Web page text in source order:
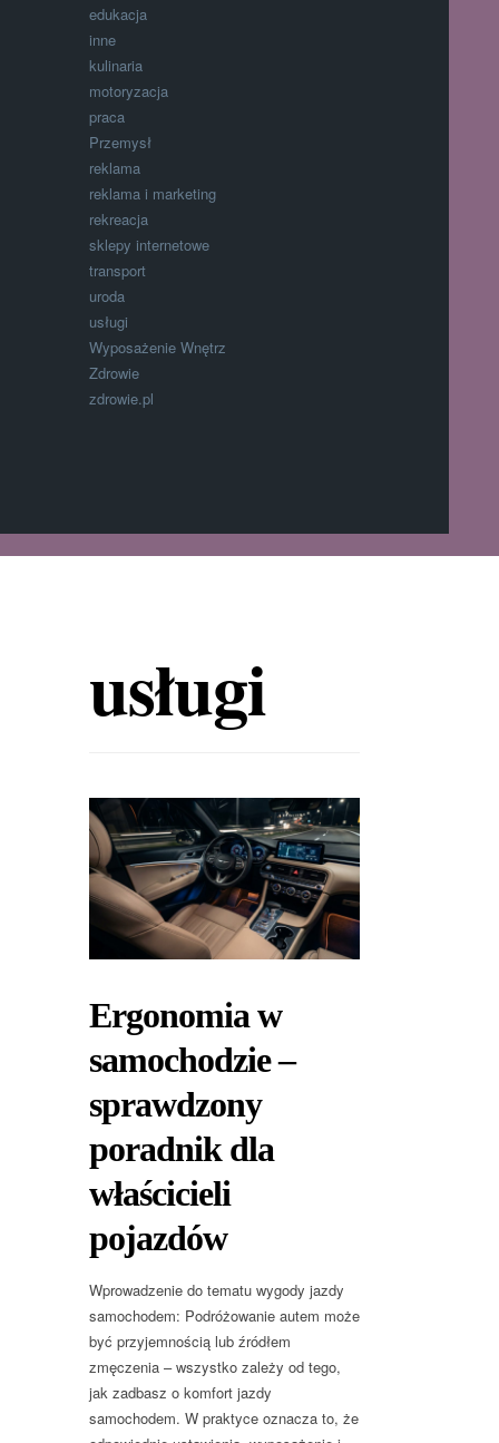
edukacja
inne
kulinaria
motoryzacja
praca
Przemysł
reklama
reklama i marketing
rekreacja
sklepy internetowe
transport
uroda
usługi
Wyposażenie Wnętrz
Zdrowie
zdrowie.pl
usługi
Ergonomia w
samochodzie –
sprawdzony
poradnik dla
właścicieli
pojazdów
Wprowadzenie do tematu wygody jazdy
samochodem: Podróżowanie autem może
być przyjemnością lub źródłem
zmęczenia – wszystko zależy od tego,
jak zadbasz o komfort jazdy
samochodem. W praktyce oznacza to, że